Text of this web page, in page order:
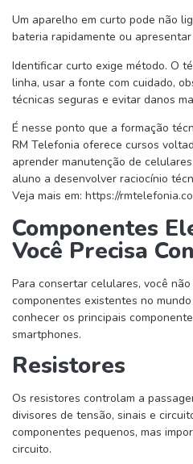
Um aparelho em curto pode não
bateria rapidamente ou
Identificar curto exige método. O
linha, usar a fonte com cuidado,
técnicas seguras e evitar danos
É nesse ponto que a formação
RM Telefonia oferece cursos
aprender manutenção de
aluno a desenvolver raciocínio
Veja mais em: https://
Componentes
Você Precisa
Para consertar celulares, você
componentes existentes no
conhecer os principais
smartphones.
Resistores
Os resistores controlam a
divisores de tensão, sinais e
componentes pequenos, mas
circuito.